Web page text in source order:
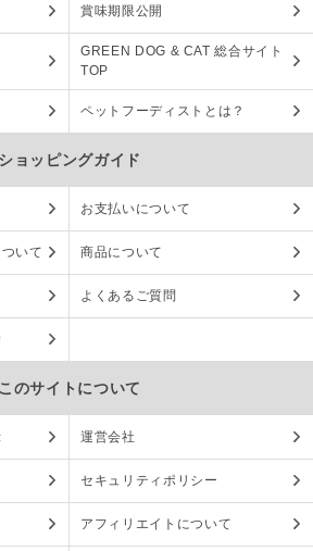
賞味期限公開
GREEN DOG & CAT 総合サイト
TOP
ペットフーディストとは？
ショッピングガイド
お支払いについて
いて 商品について
よくあるご質問
このサイトについて
運営会社
セキュリティポリシー
アフィリエイトについて